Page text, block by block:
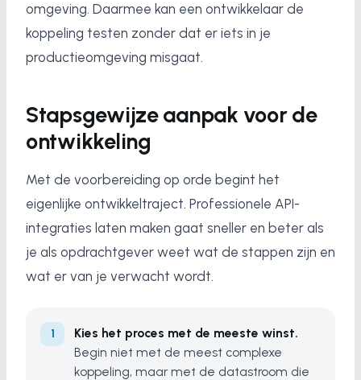
omgeving. Daarmee kan een ontwikkelaar de
koppeling testen zonder dat er iets in je
productieomgeving misgaat.
Stapsgewijze aanpak voor de
ontwikkeling
Met de voorbereiding op orde begint het
eigenlijke ontwikkeltraject. Professionele API-
integraties laten maken gaat sneller en beter als
je als opdrachtgever weet wat de stappen zijn en
wat er van je verwacht wordt.
Kies het proces met de meeste winst.
Begin niet met de meest complexe
koppeling, maar met de datastroom die